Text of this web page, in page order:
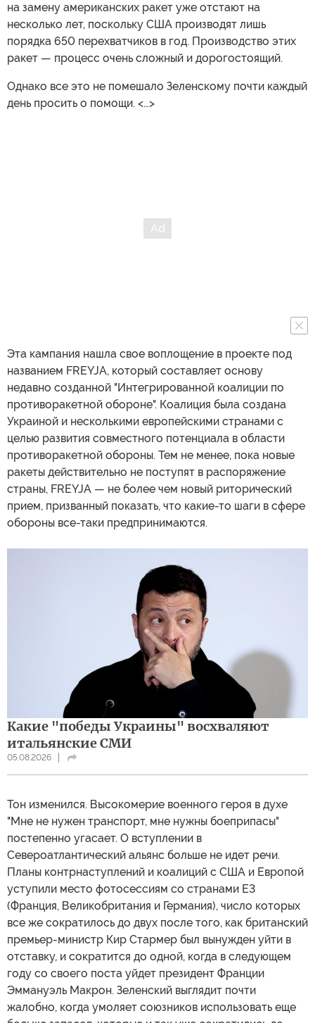
на замену американских ракет уже отстают на
несколько лет, поскольку США производят лишь
порядка 650 перехватчиков в год. Производство этих
ракет — процесс очень сложный и дорогостоящий.
Однако все это не помешало Зеленскому почти каждый
день просить о помощи. <…>
Эта кампания нашла свое воплощение в проекте под
названием FREYJA, который составляет основу
недавно созданной "Интегрированной коалиции по
противоракетной обороне". Коалиция была создана
Украиной и несколькими европейскими странами с
целью развития совместного потенциала в области
противоракетной обороны. Тем не менее, пока новые
ракеты действительно не поступят в распоряжение
страны, FREYJA — не более чем новый риторический
прием, призванный показать, что какие-то шаги в сфере
обороны все-таки предпринимаются.
Какие "победы Украины" восхваляют
итальянские СМИ
05.08.2026
Тон изменился. Высокомерие военного героя в духе
"Мне не нужен транспорт, мне нужны боеприпасы"
постепенно угасает. О вступлении в
Североатлантический альянс больше не идет речи.
Планы контрнаступлений и коалиций с США и Европой
уступили место фотосессиям со странами Е3
(Франция, Великобритания и Германия), число которых
все же сократилось до двух после того, как британский
премьер-министр Кир Стармер был вынужден уйти в
отставку, и сократится до одной, когда в следующем
году со своего поста уйдет президент Франции
Эммануэль Макрон. Зеленский выглядит почти
жалобно, когда умоляет союзников использовать еще